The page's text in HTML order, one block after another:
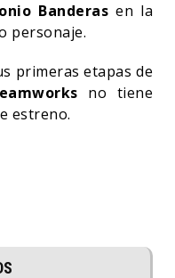
Banderas en la
personaje.
primeras etapas de
no tiene
estreno.